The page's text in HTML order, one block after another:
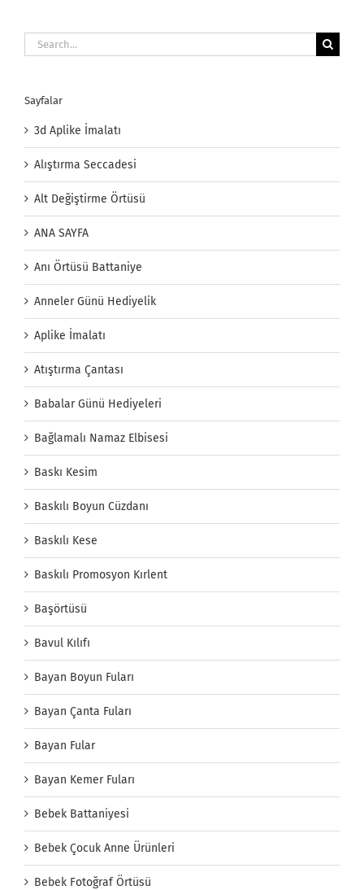
Search
for:
Sayfalar
3d Aplike İmalatı
Alıştırma Seccadesi
Alt Değiştirme Örtüsü
ANA SAYFA
Anı Örtüsü Battaniye
Anneler Günü Hediyelik
Aplike İmalatı
Atıştırma Çantası
Babalar Günü Hediyeleri
Bağlamalı Namaz Elbisesi
Baskı Kesim
Baskılı Boyun Cüzdanı
Baskılı Kese
Baskılı Promosyon Kırlent
Başörtüsü
Bavul Kılıfı
Bayan Boyun Fuları
Bayan Çanta Fuları
Bayan Fular
Bayan Kemer Fuları
Bebek Battaniyesi
Bebek Çocuk Anne Ürünleri
Bebek Fotoğraf Örtüsü